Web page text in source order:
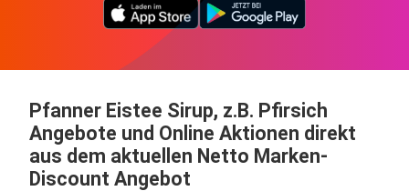
Pfanner Eistee Sirup, z.B. Pfirsich
Angebote und Online Aktionen direkt
aus dem aktuellen Netto Marken-
Discount Angebot